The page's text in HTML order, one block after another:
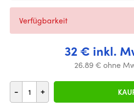
32 € inkl.
26.89 € ohne
- +
Verfügbarkeit